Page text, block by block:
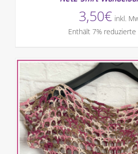
3,50€ inkl.
Enthält 7% reduzierte